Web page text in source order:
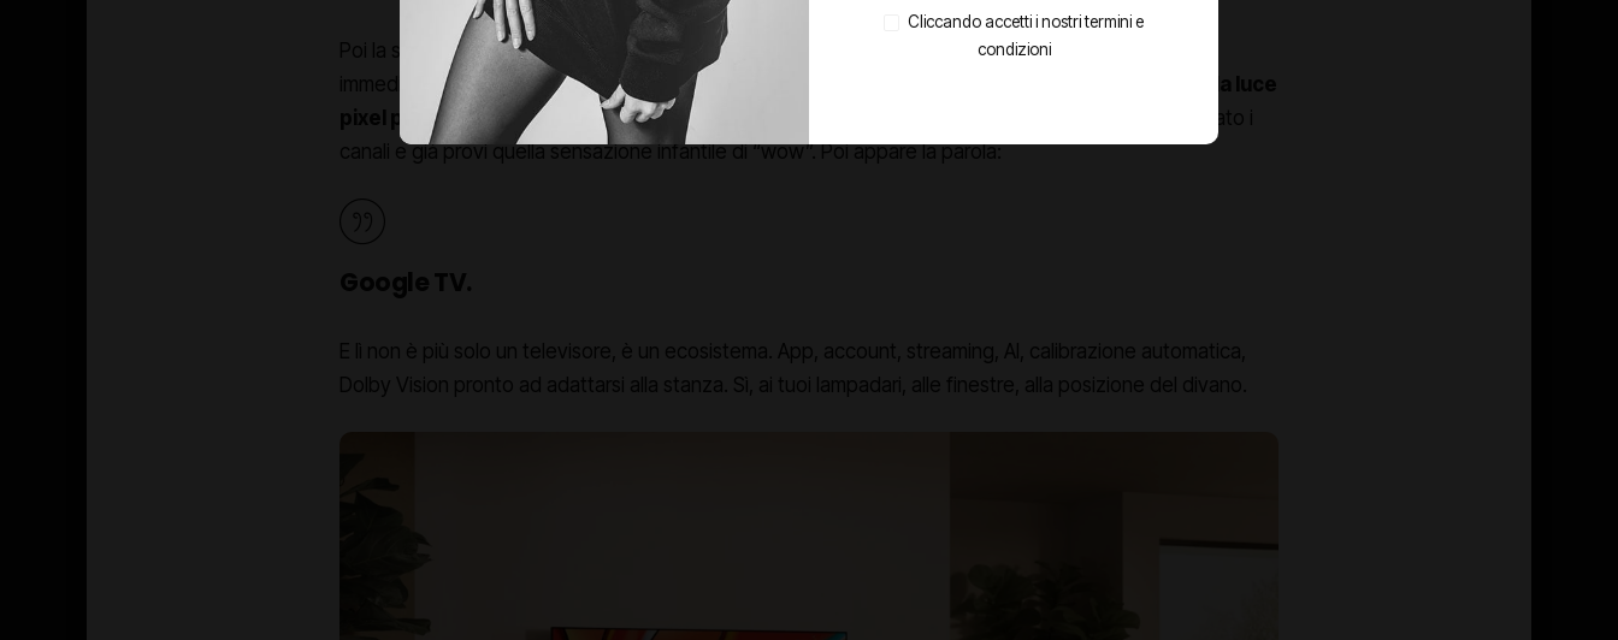
Cliccando accetti i nostri termini e
condizioni
Poi la schermata iniziale appare: nera, silenziosa, pulita. Il display Mini-LED prende vita e capisci
immediatamente che questo non è
un pannello luminoso
controllo della luce
pixel per pixel. L’immagine ti guarda prima ancora che tu la guardi davvero. Nemmeno hai configurato i
canali e già provi quella sensazione infantile di “wow”. Poi appare la parola:
Google TV.
E lì non è più solo un televisore, è un ecosistema. App, account, streaming, AI, calibrazione automatica,
Dolby Vision pronto ad adattarsi alla stanza. Sì, ai tuoi lampadari, alle finestre, alla posizione del divano.